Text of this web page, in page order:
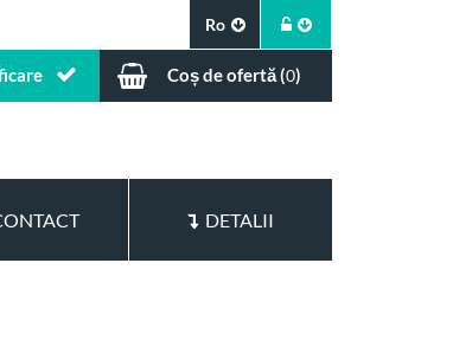
Ro
Coș de ofertă (0)
DETALII